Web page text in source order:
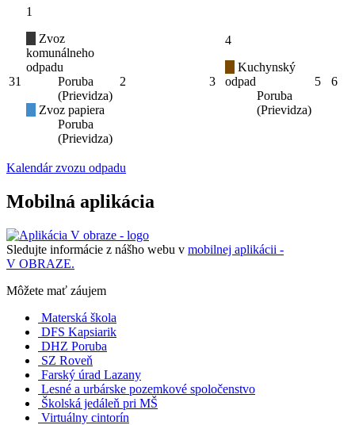
31
1
Zvoz
komunálneho
odpadu
Poruba
(Prievidza)
Zvoz papiera
Poruba
(Prievidza)
2 3
4
Kuchynský
odpad
Poruba
(Prievidza)
5 6
Kalendár zvozu odpadu
Mobilná aplikácia
Sledujte informácie z nášho webu v mobilnej aplikácii -
V OBRAZE.
Môžete mať záujem
Materská škola
DFS Kapsiarik
DHZ Poruba
SZ Roveň
Farský úrad Lazany
Lesné a urbárske pozemkové spoločenstvo
Školská jedáleň pri MŠ
Virtuálny cintorín